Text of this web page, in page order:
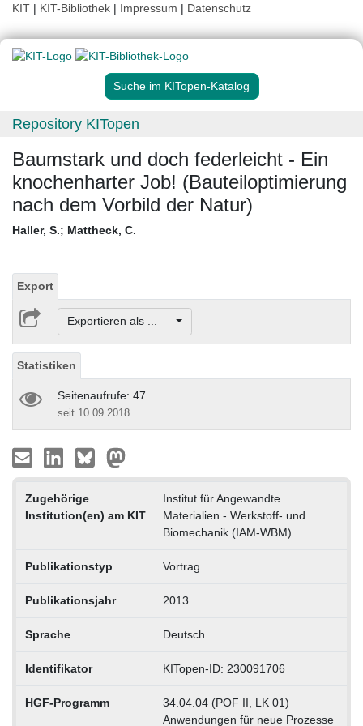
KIT | KIT-Bibliothek | Impressum | Datenschutz
Suche im KITopen-Katalog
Repository KITopen
Baumstark und doch federleicht - Ein
knochenharter Job! (Bauteiloptimierung
nach dem Vorbild der Natur)
Haller, S.; Mattheck, C.
Export
Exportieren als ...
Statistiken
Seitenaufrufe: 47
seit 10.09.2018
Zugehörige
Institution(en) am KIT
Institut für Angewandte
Materialien - Werkstoff- und
Biomechanik (IAM-WBM)
Publikationstyp Vortrag
Publikationsjahr 2013
Sprache Deutsch
Identifikator KITopen-ID: 230091706
HGF-Programm
34.04.04 (POF II, LK 01)
Anwendungen für neue Prozesse